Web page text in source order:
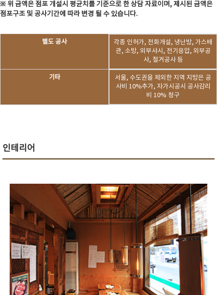
※ 위 금액은 점포 개설시 평균치를 기준으로 한 상담 자료이며, 제시된 금액은
점포구조 및 공사기간에 따라 변경 될 수 있습니다.
별도 공사
각종 인허가, 전화개설, 냉난방, 가스배
관, 소방, 외부샤시, 전기응압, 외부공
사, 철거공사 등
기타
서울, 수도권을 제외한 지역 지방은 공
사비 10%추가, 자가시공시 공사감리
비 10% 청구
인테리어